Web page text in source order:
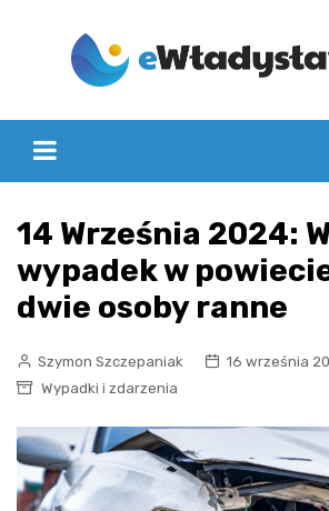
14 Września 2024:
wypadek w
dwie osoby ranne
Szymon Szczepaniak
16 września
Wypadki i zdarzenia